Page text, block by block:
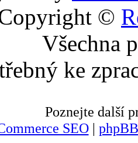
©
Všechna
ke
Poznejte další
SEO|